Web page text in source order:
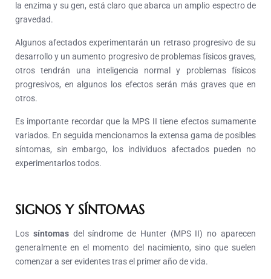
la enzima y su gen, está claro que abarca un amplio espectro de
gravedad.
Algunos afectados experimentarán un retraso progresivo de su
desarrollo y un aumento progresivo de problemas físicos graves,
otros tendrán una inteligencia normal y problemas físicos
progresivos, en algunos los efectos serán más graves que en
otros.
Es importante recordar que la MPS II tiene efectos sumamente
variados. En seguida mencionamos la extensa gama de posibles
síntomas, sin embargo, los individuos afectados pueden no
experimentarlos todos.
SIGNOS Y SÍNTOMAS
Los síntomasdel síndrome de Hunter (MPS II) no aparecen
generalmente en el momento del nacimiento, sino que suelen
comenzar a ser evidentes tras el primer año de vida.